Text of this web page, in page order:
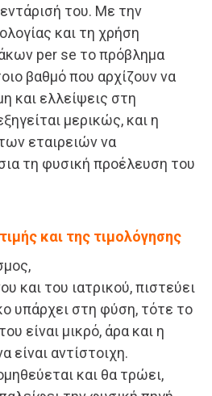
του. Με την
και τη χρήση
per se το πρόβλημα
βαθμό που αρχίζουν να
και ελλείψεις στη
μερικώς, και η
εταιρειών να
τη φυσική προέλευση του
και της τιμολόγησης
και του ιατρικού, πιστεύει
υπάρχει στη φύση, τότε το
είναι μικρό, άρα και η
είναι αντίστοιχη.
και θα τρώει,